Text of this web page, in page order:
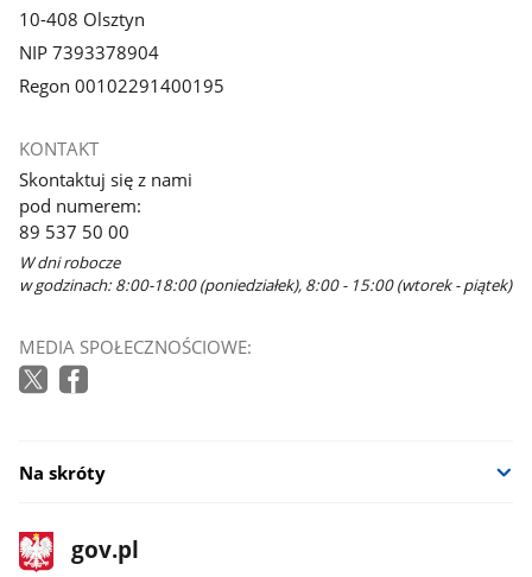
10-408 Olsztyn
NIP 7393378904
Regon 00102291400195
KONTAKT
Skontaktuj się z nami
pod numerem:
89 537 50 00
W dni robocze
w godzinach: 8:00-18:00 (poniedziałek), 8:00 - 15:00 (wtorek - piątek)
MEDIA SPOŁECZNOŚCIOWE:
Na skróty
stopka
gov.pl
Strona
gov.pl